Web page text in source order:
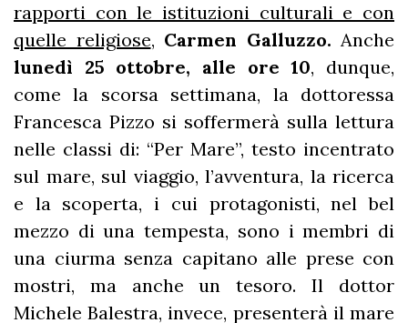
rapporti con le istituzioni culturali e con
quelle religiose, Carmen Galluzzo. Anche
lunedì 25 ottobre, alle ore 10, dunque,
come la scorsa settimana, la dottoressa
Francesca Pizzo si soffermerà sulla lettura
nelle classi di: “Per Mare”, testo incentrato
sul mare, sul viaggio, l’avventura, la ricerca
e la scoperta, i cui protagonisti, nel bel
mezzo di una tempesta, sono i membri di
una ciurma senza capitano alle prese con
mostri, ma anche un tesoro. Il dottor
Michele Balestra, invece, presenterà il mare